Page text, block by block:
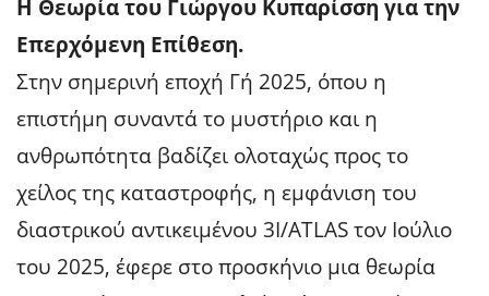
Η Θεωρία του Γιώργου Κυπαρίσση για την
Επερχόμενη Επίθεση.
Στην σημερινή εποχή Γή 2025, όπου η
επιστήμη συναντά το μυστήριο και η
ανθρωπότητα βαδίζει ολοταχώς προς το
χείλος της καταστροφής, η εμφάνιση του
διαστρικού αντικειμένου 3I/ATLAS τον Ιούλιο
του 2025, έφερε στο προσκήνιο μια θεωρία